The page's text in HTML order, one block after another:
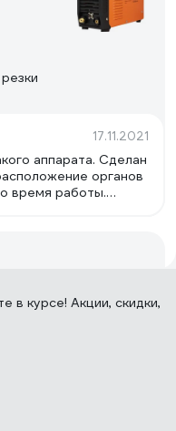
17.11.2021
аппарата. Сделан
органов
время работы.
в курсе! Акции, скидки,